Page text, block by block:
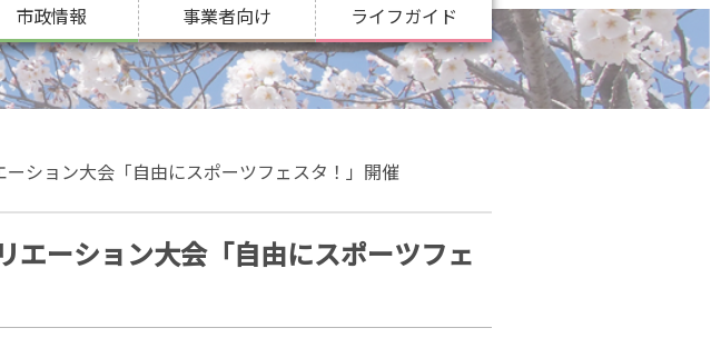
市政情報 事業者向け ライフガイド
ション大会「自由にスポーツフェスタ！」開催
エーション大会「自由にスポーツフェ